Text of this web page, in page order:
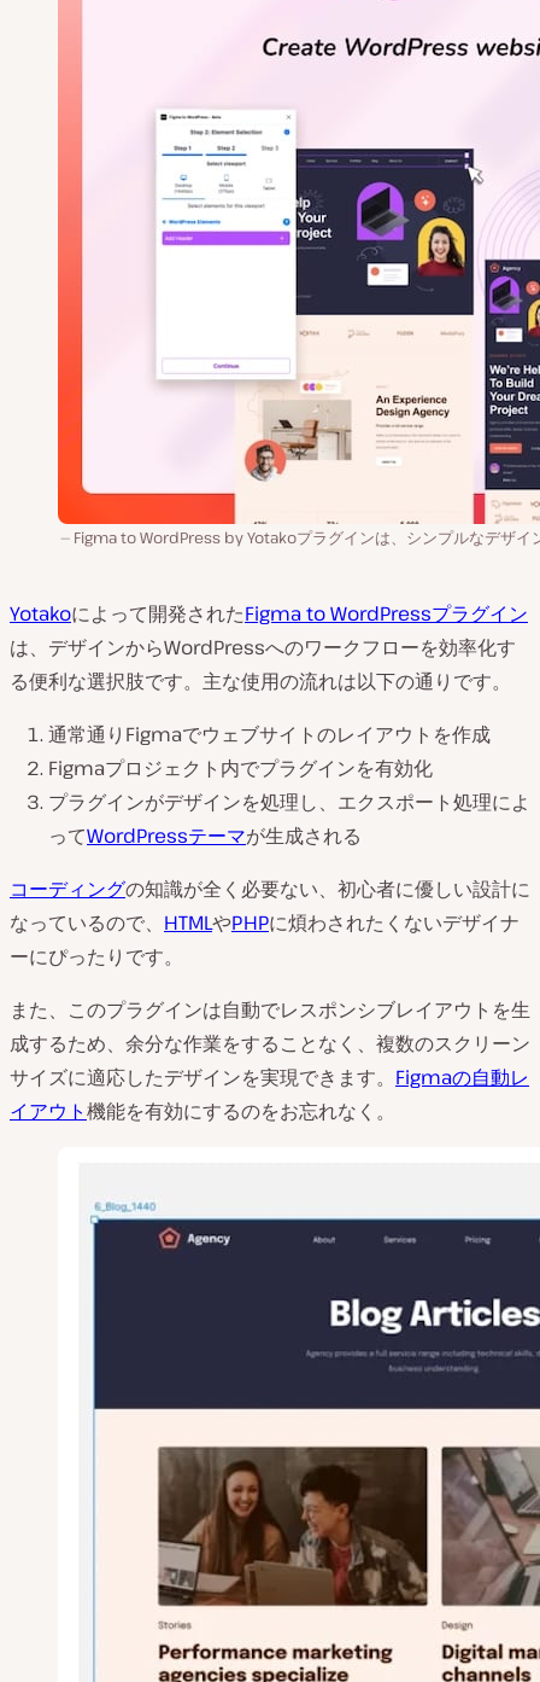
Figma to WordPress by Yotakoプラグインは、シンプルなデザイ
Yotakoによって開発されたFigma to WordPressプラグイン
は、デザインからWordPressへのワークフローを効率化す
る便利な選択肢です。主な使用の流れは以下の通りです。
通常通りFigmaでウェブサイトのレイアウトを作成
Figmaプロジェクト内でプラグインを有効化
プラグインがデザインを処理し、エクスポート処理によ
ってWordPressテーマが生成される
コーディングの知識が全く必要ない、初心者に優しい設計に
なっているので、 HTMLやPHPに煩わされたくないデザイナ
ーにぴったりです。
また、このプラグインは自動でレスポンシブレイアウトを生
成するため、余分な作業をすることなく、複数のスクリーン
サイズに適応したデザインを実現できます。 Figmaの自動レ
イアウト機能を有効にするのをお忘れなく。